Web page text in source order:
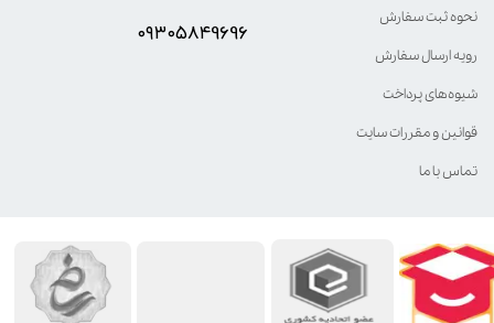
نحوه ثبت سفارش
رویه ارسال سفارش
شیوه‌های پرداخت
قوانین و مقررات سایت
تماس با ما
۰۹۳۰۵8۴9696